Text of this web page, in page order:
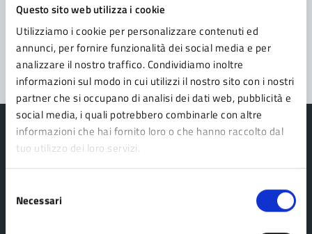
Questo sito web utilizza i cookie
Utilizziamo i cookie per personalizzare contenuti ed
annunci, per fornire funzionalità dei social media e per
analizzare il nostro traffico. Condividiamo inoltre
informazioni sul modo in cui utilizzi il nostro sito con i nostri
partner che si occupano di analisi dei dati web, pubblicità e
social media, i quali potrebbero combinarle con altre
informazioni che hai fornito loro o che hanno raccolto dal
tuo utilizzo dei loro servizi.
delNecessari
Problemi in città
Segnala disservizio